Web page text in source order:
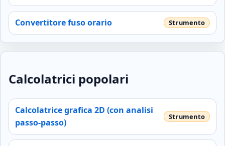
Convertitore fuso orario
Calcolatrici popolari
Calcolatrice grafica 2D (con analisi
passo‑passo)